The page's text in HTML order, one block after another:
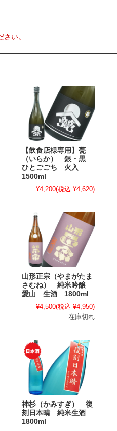
い。
【飲食店様専用】甍
（いらか） 銀・黒
ひとごごち 火入
1500ml
¥4,200(税込 ¥4,620)
山形正宗（やまがたま
さむね） 純米吟醸
愛山 生酒 1800ml
¥4,500(税込 ¥4,950)
在庫切れ
神杉（かみすぎ） 復
刻日本晴 純米生酒
1800ml